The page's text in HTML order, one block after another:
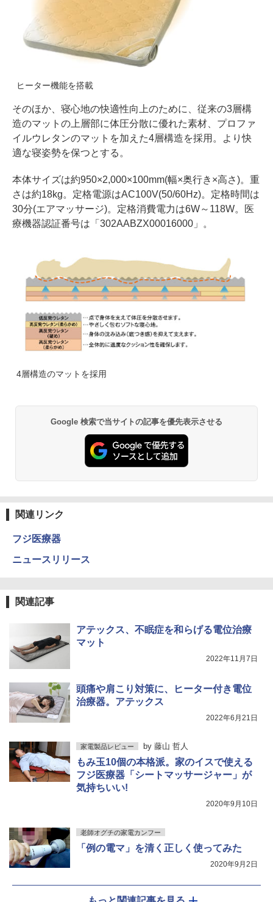
ヒーター機能を搭載
そのほか、寝心地の快適性向上のために、従来の3層構
造のマットの上層部に体圧分散に優れた素材、プロファ
イルウレタンのマットを加えた4層構造を採用。より快
適な寝姿勢を保つとする。
本体サイズは約950×2,000×100mm(幅×奥行き×高さ)。重
さは約18kg。定格電源はAC100V(50/60Hz)。定格時間は
30分(エアマッサージ)。定格消費電力は6W～118W。医
療機器認証番号は「302AABZX00016000」。
4層構造のマットを採用
Google 検索で当サイトの記事を優先表示させる
関連リンク
フジ医療器
ニュースリリース
関連記事
アテックス、不眠症を和らげる電位治療
マット
2022年11月7日
頭痛や肩こり対策に、ヒーター付き電位
治療器。アテックス
2022年6月21日
家電製品レビュー by 藤山 哲人
もみ玉10個の本格派。家のイスで使える
フジ医療器「シートマッサージャー」が
気持ちいい!
2020年9月10日
老師オグチの家電カンフー
「例の電マ」を清く正しく使ってみた
2020年9月2日